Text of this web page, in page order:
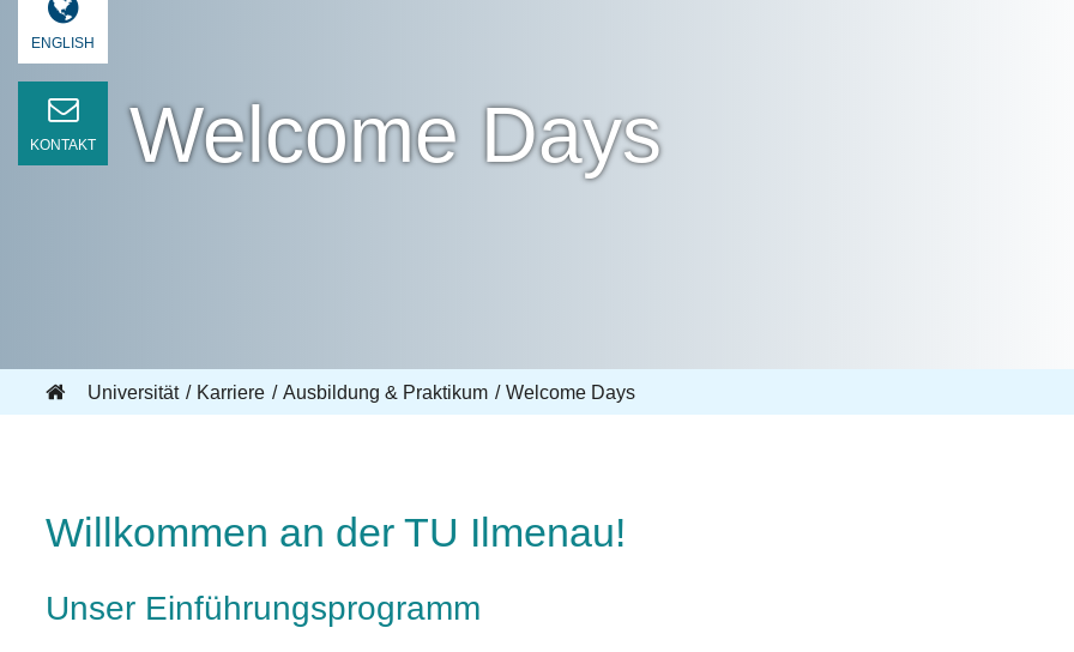
ENGLISH
KONTAKT Welcome Days
Universität Karriere Ausbildung & Praktikum Welcome Days
Willkommen an der TU Ilmenau!
Unser Einführungsprogramm